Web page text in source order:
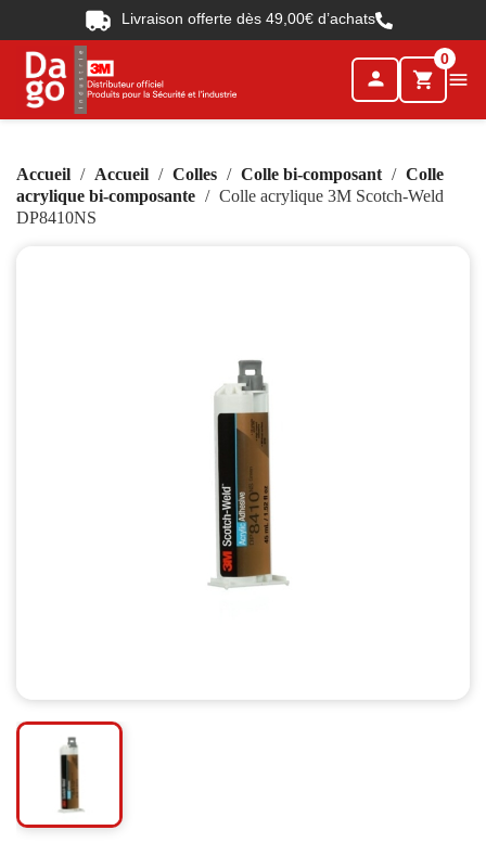
Livraison offerte dès 49,00€ d’achats
person shopping_cart
0

Accueil Accueil Colles Colle bi-composant
Colle
acrylique bi-composante
Colle acrylique 3M Scotch-Weld
DP8410NS